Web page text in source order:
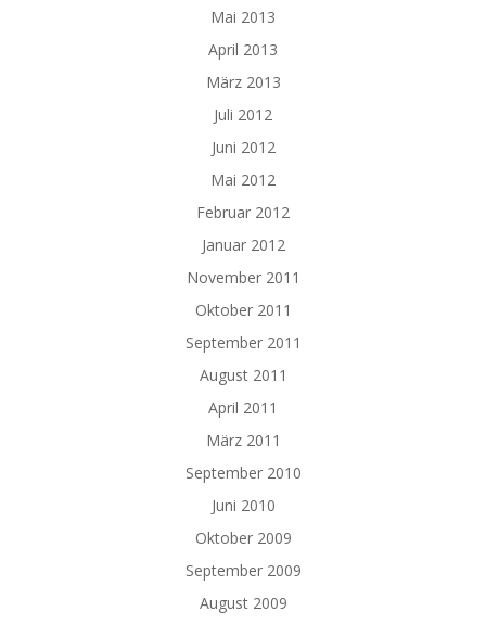
Mai 2013
April 2013
März 2013
Juli 2012
Juni 2012
Mai 2012
Februar 2012
Januar 2012
November 2011
Oktober 2011
September 2011
August 2011
April 2011
März 2011
September 2010
Juni 2010
Oktober 2009
September 2009
August 2009